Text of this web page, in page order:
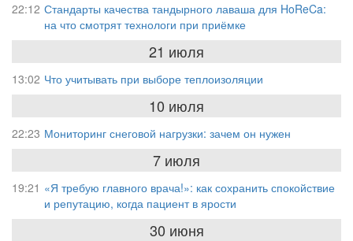
22:12 Стандарты качества тандырного лаваша для HoReCa:
на что смотрят технологи при приёмке
21 июля
13:02 Что учитывать при выборе теплоизоляции
10 июля
22:23 Мониторинг снеговой нагрузки: зачем он нужен
7 июля
19:21 «Я требую главного врача!»: как сохранить спокойствие
и репутацию, когда пациент в ярости
30 июня